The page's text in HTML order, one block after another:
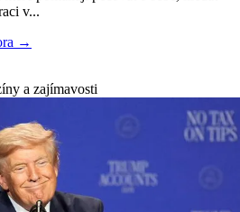
v...
→
a zajímavosti